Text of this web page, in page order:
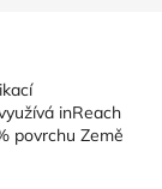
inReach
povrchu Země